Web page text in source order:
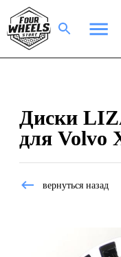
Диски
для Volvo
вернуться назад